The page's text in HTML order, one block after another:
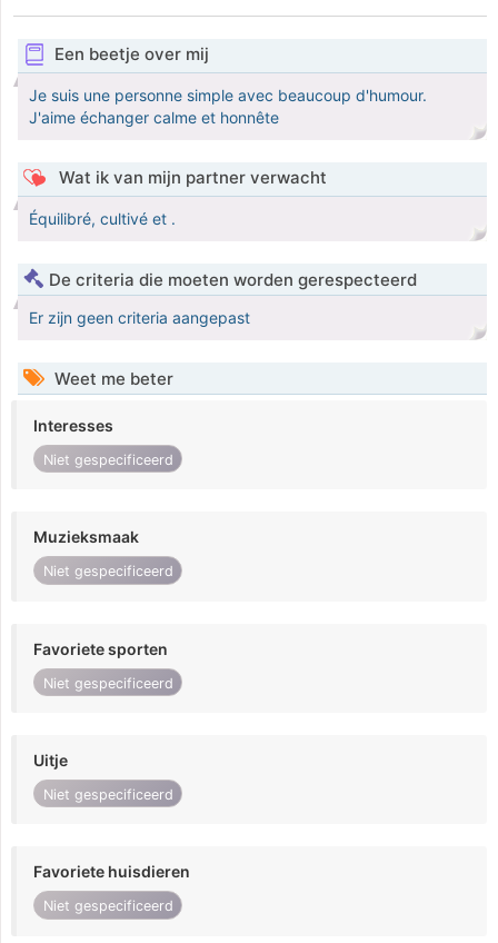
Een beetje over mij
Je suis une personne simple avec beaucoup d'humour.
J'aime échanger calme et honnête
Wat ik van mijn partner verwacht
Équilibré, cultivé et .
De criteria die moeten worden gerespecteerd
Er zijn geen criteria aangepast
Weet me beter
Interesses
Niet gespecificeerd
Muzieksmaak
Niet gespecificeerd
Favoriete sporten
Niet gespecificeerd
Uitje
Niet gespecificeerd
Favoriete huisdieren
Niet gespecificeerd